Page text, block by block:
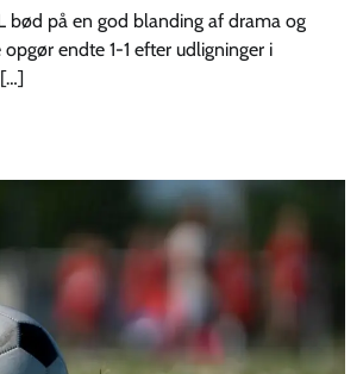
bød på en god blanding af drama og
endte 1-1 efter udligninger i